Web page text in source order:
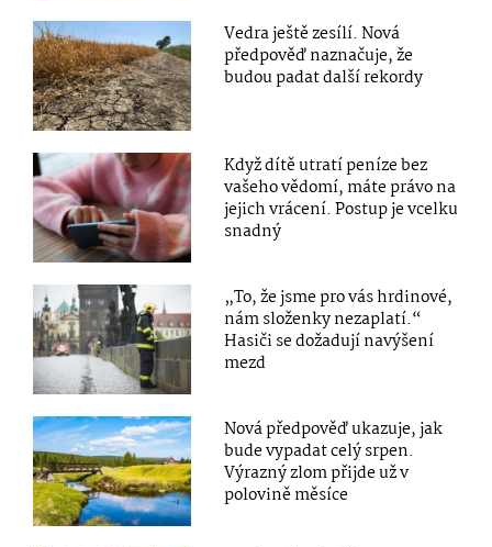
Vedra ještě zesílí. Nová
předpověď naznačuje, že
budou padat další rekordy
Když dítě utratí peníze bez
vašeho vědomí, máte právo na
jejich vrácení. Postup je vcelku
snadný
„To, že jsme pro vás hrdinové,
nám složenky nezaplatí.“
Hasiči se dožadují navýšení
mezd
Nová předpověď ukazuje, jak
bude vypadat celý srpen.
Výrazný zlom přijde už v
polovině měsíce